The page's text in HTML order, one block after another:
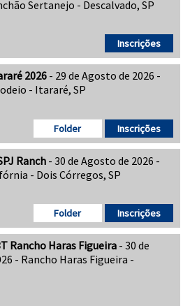
Sertanejo - Descalvado, SP
Inscrições
2026- 29 de Agosto de 2026 -
- Itararé, SP
Inscrições
Folder
Ranch- 30 de Agosto de 2026 -
- Dois Córregos, SP
Inscrições
Folder
Rancho Haras Figueira - 30 de
- Rancho Haras Figueira -